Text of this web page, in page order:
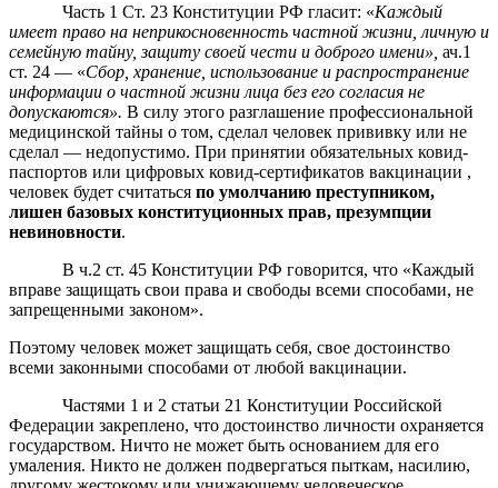
Часть 1 Ст. 23 Конституции РФ гласит: «Каждый
имеет право на неприкосновенность частной жизни, личную и
семейную тайну, защиту своей чести и доброго имени», ач.1
ст. 24 — «Сбор, хранение, использование и распространение
информации о частной жизни лица без его согласия не
допускаются». В силу этого разглашение профессиональной
медицинской тайны о том, сделал человек прививку или не
сделал — недопустимо. При принятии обязательных ковид-
паспортов или цифровых ковид-сертификатов вакцинации ,
человек будет считаться по умолчанию преступником,
лишен базовых конституционных прав, презумпции
невиновности.
В ч.2 ст. 45 Конституции РФ говорится, что «Каждый
вправе защищать свои права и свободы всеми способами, не
запрещенными законом».
Поэтому человек может защищать себя, свое достоинство
всеми законными способами от любой вакцинации.
Частями 1 и 2 статьи 21 Конституции Российской
Федерации закреплено, что достоинство личности охраняется
государством. Ничто не может быть основанием для его
умаления. Никто не должен подвергаться пыткам, насилию,